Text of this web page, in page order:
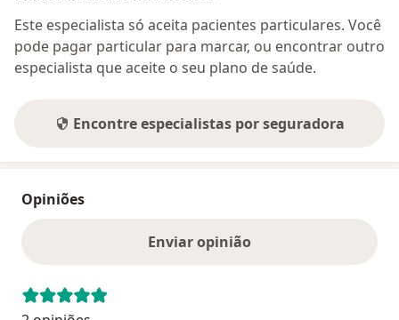
Este especialista só aceita pacientes particulares. Você
pode pagar particular para marcar, ou encontrar outro
especialista que aceite o seu plano de saúde.
Encontre especialistas por seguradora
Opiniões
Enviar opinião